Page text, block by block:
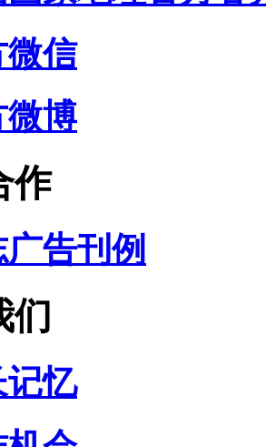
微信
微博
作
告刊例
们
记忆